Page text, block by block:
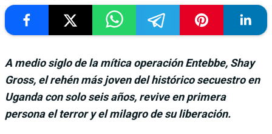
A medio siglo de la mítica operación Entebbe, Shay
Gross, el rehén más joven del histórico secuestro en
Uganda con solo seis años, revive en primera
persona el terror y el milagro de su liberación.